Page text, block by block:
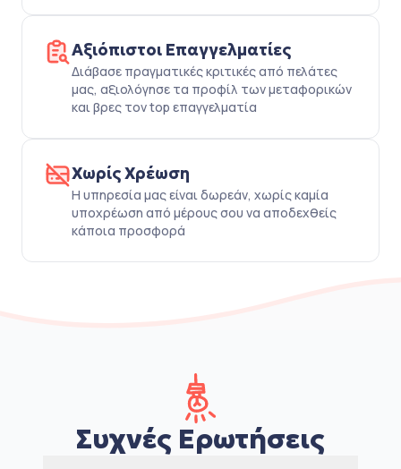
Αξιόπιστοι Επαγγελματίες
Διάβασε πραγματικές κριτικές από πελάτες
μας, αξιολόγησε τα προφίλ των μεταφορικών
και βρες τον top επαγγελματία
Χωρίς Χρέωση
Η υπηρεσία μας είναι δωρεάν, χωρίς καμία
υποχρέωση από μέρους σου να αποδεχθείς
κάποια προσφορά
Συχνές Ερωτήσεις